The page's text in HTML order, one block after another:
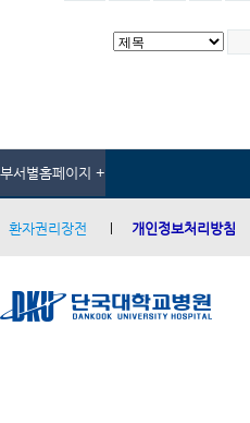
부서별홈페이지 +
환자권리장전 개인정보처리방침